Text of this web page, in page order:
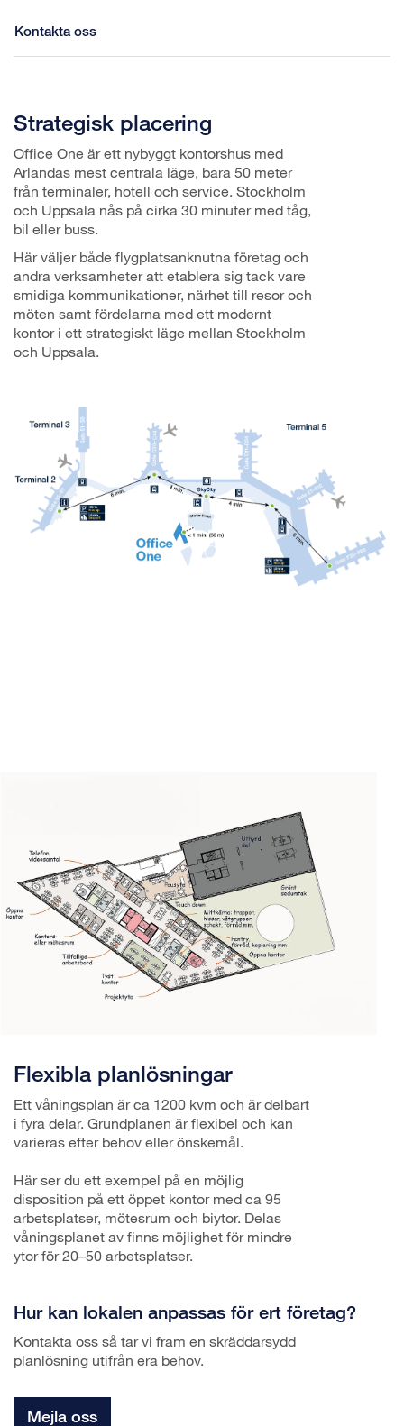
Kontakta oss
Strategisk placering
Office One är ett nybyggt kontorshus med
Arlandas mest centrala läge, bara 50 meter
från terminaler, hotell och service. Stockholm
och Uppsala nås på cirka 30 minuter med tåg,
bil eller buss.
Här väljer både flygplatsanknutna företag och
andra verksamheter att etablera sig tack vare
smidiga kommunikationer, närhet till resor och
möten samt fördelarna med ett modernt
kontor i ett strategiskt läge mellan Stockholm
och Uppsala.
Flexibla planlösningar
Ett våningsplan är ca 1200 kvm och är delbart
i fyra delar. Grundplanen är flexibel och kan
varieras efter behov eller önskemål.
Här ser du ett exempel på en möjlig
disposition på ett öppet kontor med ca 95
arbetsplatser, mötesrum och biytor. Delas
våningsplanet av finns möjlighet för mindre
ytor för 20–50 arbetsplatser.
Hur kan lokalen anpassas för ert företag?
Kontakta oss så tar vi fram en skräddarsydd
planlösning utifrån era behov.
Mejla oss